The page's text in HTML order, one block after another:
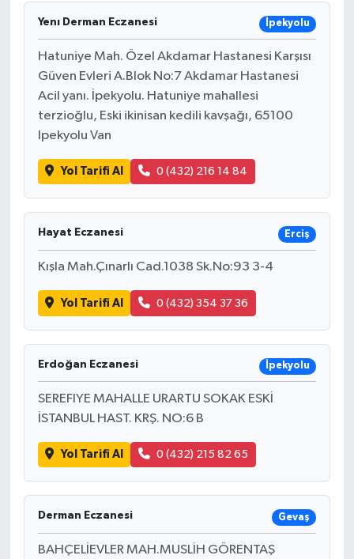
Yenı Derman Eczanesi İpekyolu
Hatuniye Mah. Özel Akdamar Hastanesi Karşısı
Güven Evleri A.Blok No:7 Akdamar Hastanesi
Acil yanı. İpekyolu. Hatuniye mahallesi
terzioğlu, Eski ikinisan kedili kavşağı, 65100
Ipekyolu Van
Yol Tarifi Al 0 (432) 216 14 84
Hayat Eczanesi Erciş
Kışla Mah.Çınarlı Cad.1038 Sk.No:93 3-4
Yol Tarifi Al 0 (432) 354 37 36
Erdoğan Eczanesi İpekyolu
SEREFIYE MAHALLE URARTU SOKAK ESKİ
İSTANBUL HAST. KRŞ. NO:6 B
Yol Tarifi Al 0 (432) 215 82 65
Derman Eczanesi Gevaş
BAHÇELİEVLER MAH.MUSLİH GÖRENTAŞ